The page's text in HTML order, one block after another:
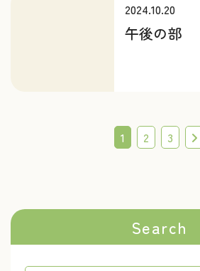
2024.10.20
午後の部
1 2 3
Search